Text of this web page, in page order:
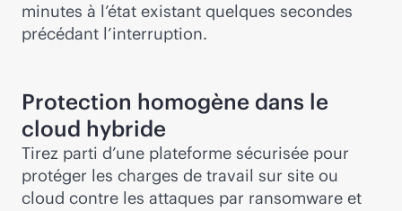
minutes à l’état existant quelques secondes
précédant l’interruption.
Protection homogène dans le
cloud hybride
Tirez parti d’une plateforme sécurisée pour
protéger les charges de travail sur site ou
cloud contre les attaques par ransomware et